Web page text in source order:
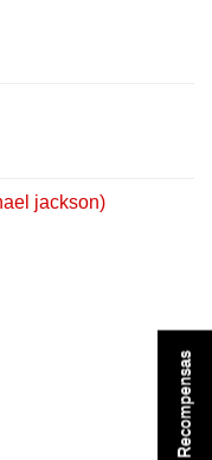
jackson)
Recompensas